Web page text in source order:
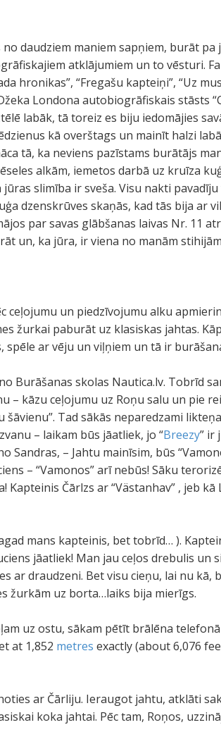
daudziem maniem sapņiem, burāt
atklājumiem un to vēsturi.
hronikas”, “Fregašu kapteiņi”, “Uz
Londona autobiogrāfiskais stāsts
labāk, tā toreiz es biju iedomājies
kā overštags un mainīt halzi
tā, ka neviens pazīstams burātājs
alkām, iemetos darbā uz kruīza
slimība ir sveša. Visu nakti
dzenskrūves skaņās, kad tās bija ar
par savas glābšanas laivas Nr. 11
un, ka jūra, ir viena no manām
ceļojumu un piedzīvojumu alku
žurkai paburāt uz klasiskas jahtas.
ar vēju un viļņiem un tā ir
Burāšanas skolas Nautica.lv. Tobrīd
– kāzu ceļojumu uz Roņu salu un pie
šāvienu”. Tad sākās neparedzami
– laikam būs jāatliek, jo “Breezy” ir
Sandras, – Jahtu mainīsim, būs
– “Vamonos” arī nebūs! Sāku
Kapteinis Čārlzs ar “Västanhav” , jeb
mans kapteinis, bet tobrīd… ).
jāatliek! Man jau ceļos drebulis un
ar draudzeni. Bet visu cieņu, lai nu kā,
žurkām uz borta…laiks bija mierīgs.
uz ostu, sākam pētīt brālēna
at 1,852 metres exactly (about 6,076
ar Čārliju. Ieraugot jahtu, atklāti
koka jahtai. Pēc tam, Roņos,